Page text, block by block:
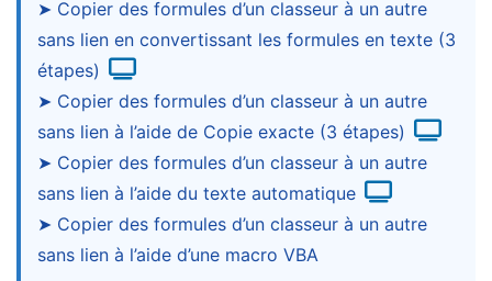
➤ Copier des formules d’un classeur à un autre
sans lien en convertissant les formules en texte (3
étapes)
➤ Copier des formules d’un classeur à un autre
sans lien à l’aide de Copie exacte (3 étapes)
➤ Copier des formules d’un classeur à un autre
sans lien à l’aide du texte automatique
➤ Copier des formules d’un classeur à un autre
sans lien à l’aide d’une macro VBA